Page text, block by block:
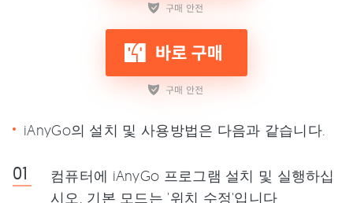
iAnyGo의 설치 및 사용방법은 다음과 같습니다.
컴퓨터에 iAnyGo 프로그램 설치 및 실행하십
시오. 기본 모드는 '위치 수정'입니다